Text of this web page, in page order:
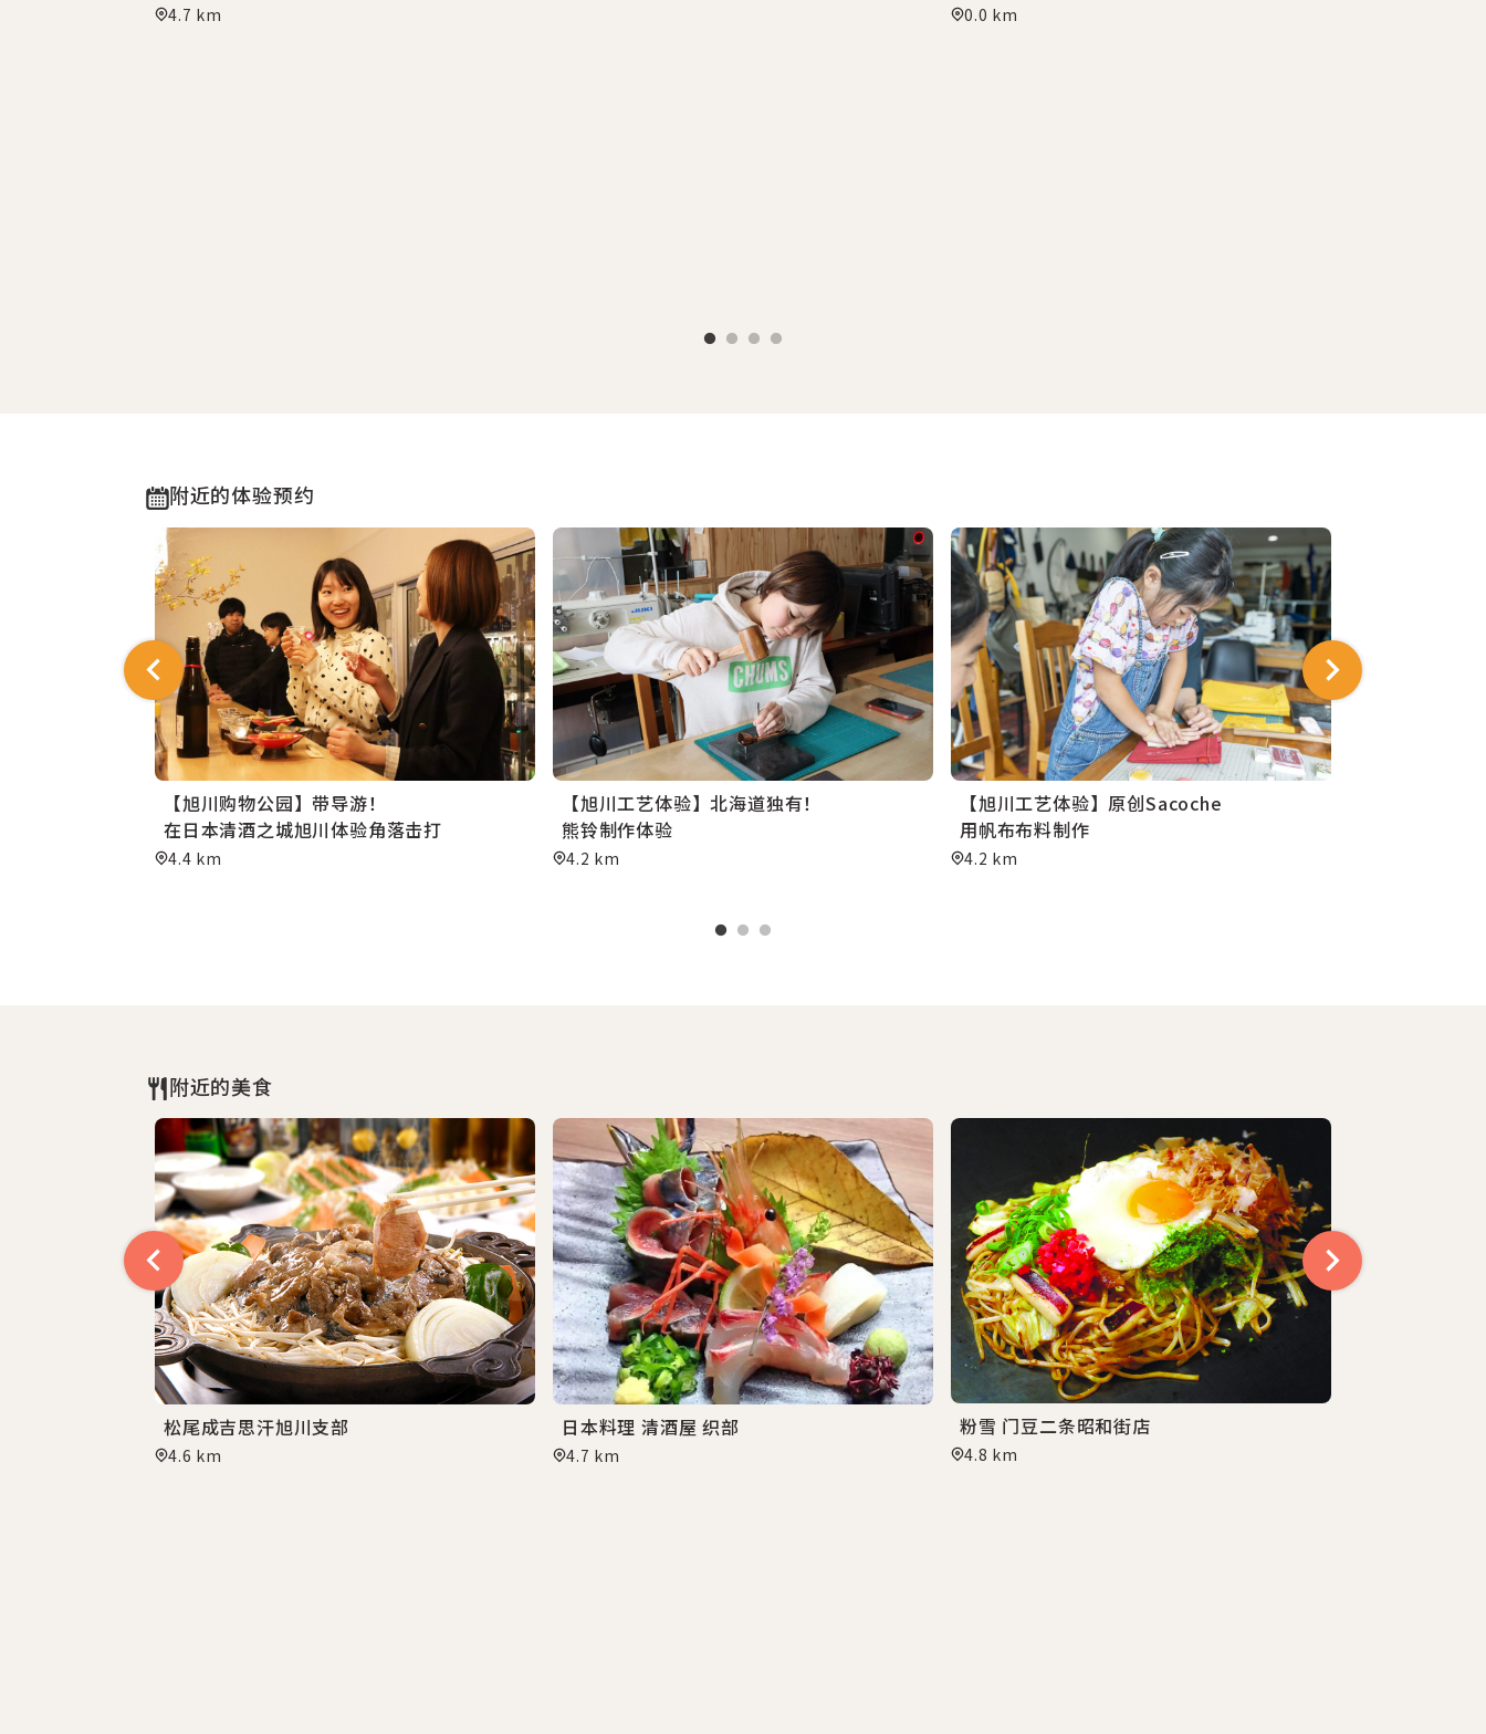
4.7 km 0.0 km
附近的体验预约
【旭川购物公园】带导游！
在日本清酒之城旭川体验角落击打
4.4 km
【旭川工艺体验】北海道独有！
熊铃制作体验
4.2 km
【旭川工艺体验】原创Sacoche
用帆布布料制作
4.2 km
附近的美食
松尾成吉思汗旭川支部
4.6 km
日本料理 清酒屋 织部
4.7 km
粉雪 门豆二条昭和街店
4.8 km